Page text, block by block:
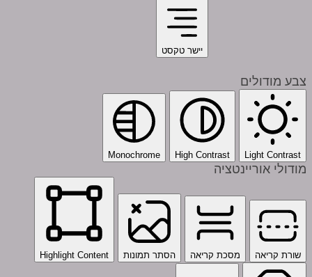
יישר טקסט
צבע מודולים
Light Contrast
High Contrast
Monochrome
מודולי אוריינטציה
שורת קריאה מסכת קריאה הסתר תמונות Highlight Content